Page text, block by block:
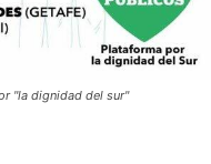
"la dignidad del sur"